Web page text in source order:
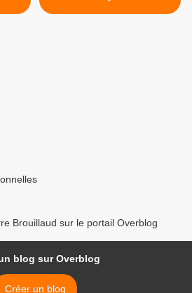
Brouillaud sur le portail Overblog
blog sur Overblog
Créer un blog